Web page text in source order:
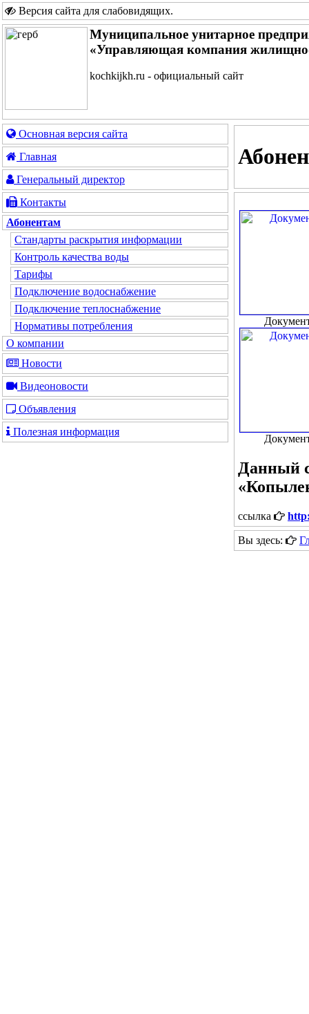
Версия сайта для слабовидящих.
Муниципальное унитарное
«Управляющая компания
kochkijkh.ru - официальный сайт
Основная версия сайта
Главная
Генеральный директор
Контакты
Абонентам
Стандарты раскрытия информации
Контроль качества воды
Тарифы
Подключение водоснабжение
Подключение теплоснабжение
Нормативы потребления
О компании
Новости
Видеоновости
Объявления
Полезная информация
Данный
ссылка
Вы здесь: